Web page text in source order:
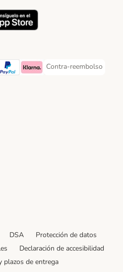
Method
Payment Method
Payment Method
Klarna Payment Method
Contra-reembolso
Contra-reembolso
Shipping Method
Shipping Method
DSA
Protección de datos
Declaración de accesibilidad
plazos de entrega